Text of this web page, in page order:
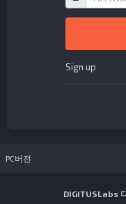
Sign up
PC버전
DIGITUSLabs